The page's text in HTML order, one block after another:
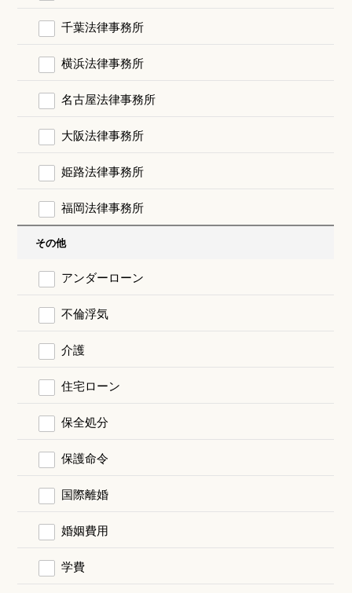
千葉法律事務所
横浜法律事務所
名古屋法律事務所
大阪法律事務所
姫路法律事務所
福岡法律事務所
その他
アンダーローン
不倫浮気
介護
住宅ローン
保全処分
保護命令
国際離婚
婚姻費用
学費